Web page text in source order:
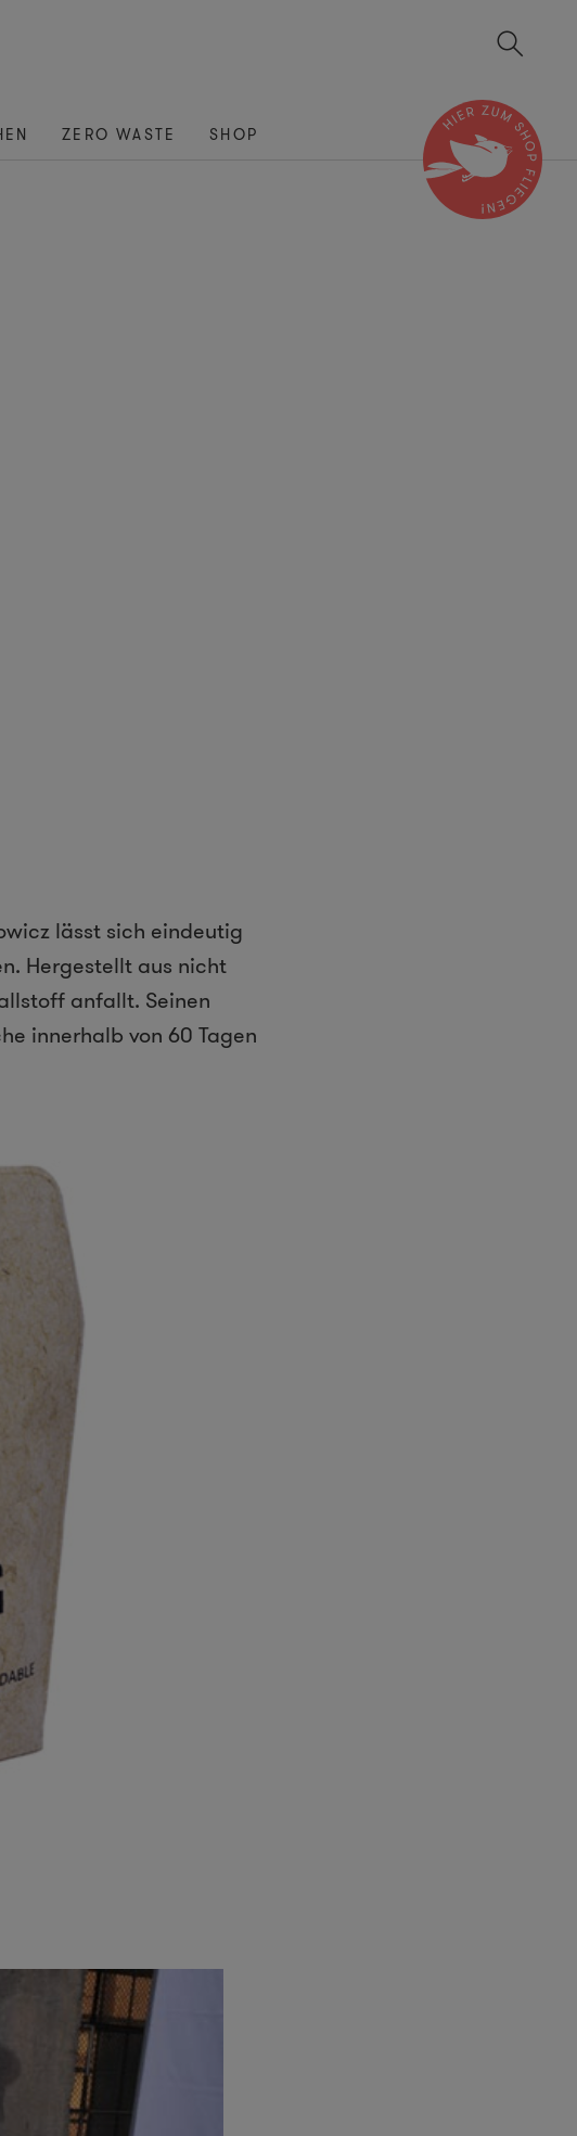
ZERO WASTE SHOP
lässt sich eindeutig
Hergestellt aus nicht
anfallt. Seinen
innerhalb von 60 Tagen